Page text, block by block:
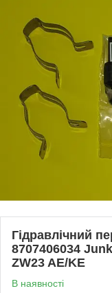
Гідравлічний
8707406034
ZW23 AE/KE
В наявності